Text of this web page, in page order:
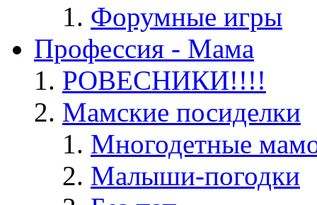
Форумные игры
Профессия - Мама
РОВЕСНИКИ!!!!
Мамские посиделки
Многодетные
Малыши-погодки